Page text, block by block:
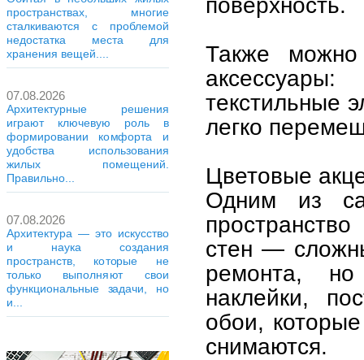
пространствах, многие
сталкиваются с проблемой
недостатка места для
хранения вещей....
07.08.2026
Архитектурные решения
играют ключевую роль в
формировании комфорта и
удобства использования
жилых помещений.
Правильно...
07.08.2026
Архитектура — это искусство
и наука создания
пространств, которые не
только выполняют свои
функциональные задачи, но
и...
Также можно
текстильные
легко
Цветовые
Одним из
стен —
ремонта, но
наклейки,
обои,
снимаются.